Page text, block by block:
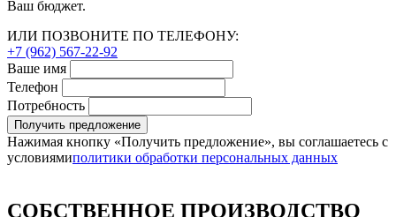
Ваш бюджет.
ИЛИ ПОЗВОНИТЕ ПО ТЕЛЕФОНУ:
+7 (962) 567-22-92
Ваше имя
Телефон
Потребность
Получить предложение
Нажимая кнопку «Получить предложение», вы соглашаетесь с
условиямиполитики обработки персональных данных
СОБСТВЕННОЕ ПРОИЗВОДСТВО